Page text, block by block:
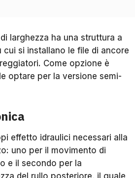
larghezza ha una struttura a
cui si installano le file di ancore
Come opzione è
optare per la versione semi-
effetto idraulici necessari alla
uno per il movimento di
e il secondo per la
del rullo posteriore, il quale